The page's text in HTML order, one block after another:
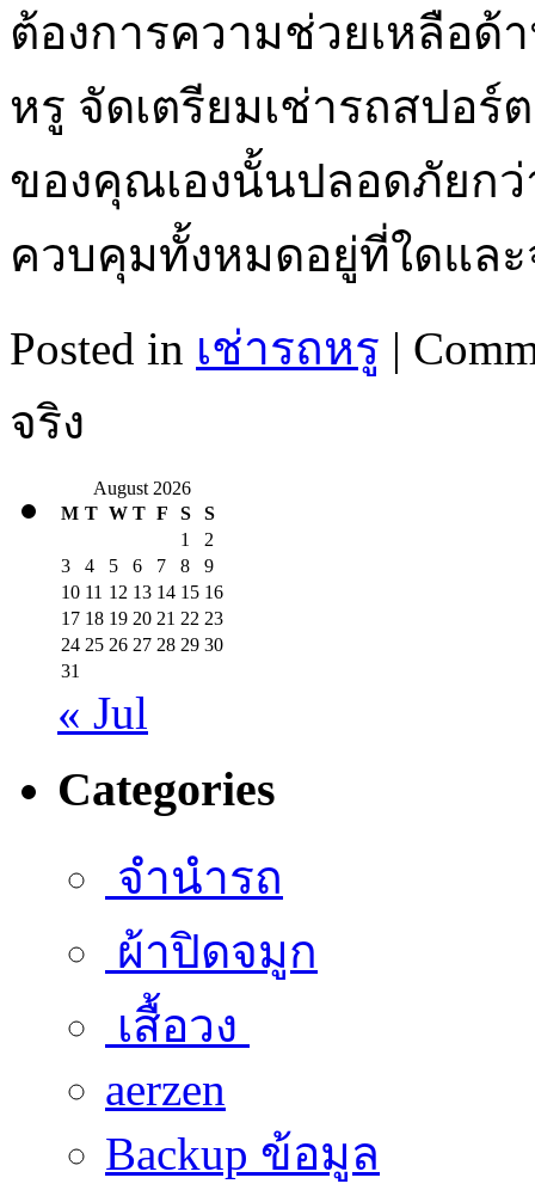
ต้องการความช่วยเหลือด้
หรู จัดเตรียมเช่ารถสปอ
ของคุณเองนั้นปลอดภัยก
ควบคุมทั้งหมดอยู่ที่ใดและ
Posted in เช่ารถหรู |
จริง
August 2026
M T W T F S
S
1
2
3
4 5 6 7 8
9
10 11 12 13 14 15 16
17 18 19 20 21 22 23
24 25 26 27 28 29 30
31
« Jul
Categories
จำนำรถ
ผ้าปิดจมูก
เสื้อวง
aerzen
Backup ข้อมูล